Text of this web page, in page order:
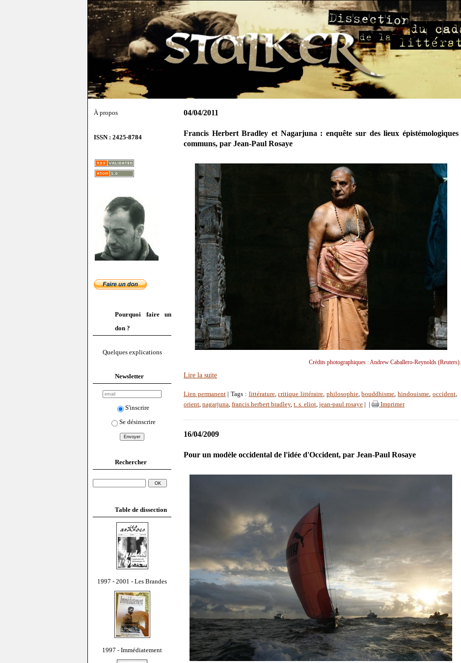
À propos
ISSN : 2425-8784
Pourquoi faire un
don ?
Quelques explications
Newsletter
S'inscrire
Se désinscrire
Rechercher
Table de dissection
1997 - 2001 - Les Brandes
1997 - Immédiatement
04/04/2011
Francis Herbert Bradley et Nagarjuna : enquête sur des lieux épistémologiques
communs, par Jean-Paul Rosaye
Crédits photographiques : Andrew Caballero-Reynolds (Reuters).
Lire la suite
Lien permanent| Tags : littérature,critique littéraire, philosophie,bouddhisme,hindouisme, occident,
orient, nagarjuna, francis herbert bradley, t. s. eliot, jean-paul rosaye Imprimer
16/04/2009
Pour un modèle occidental de l'idée d'Occident, par Jean-Paul Rosaye